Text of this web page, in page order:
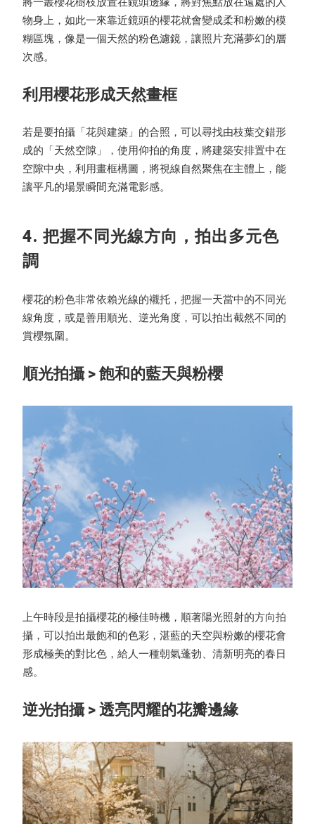
物身上，如此一來靠近鏡頭的櫻花就會變成柔和粉嫩的模
糊區塊，像是一個天然的粉色濾鏡，讓照片充滿夢幻的層
次感。
利用櫻花形成天然畫框
若是要拍攝「花與建築」的合照，可以尋找由枝葉交錯形
成的「天然空隙」，使用仰拍的角度，將建築安排置中在
空隙中央，利用畫框構圖，將視線自然聚焦在主體上，能
讓平凡的場景瞬間充滿電影感。
4. 把握不同光線方向，拍出多元色
調
櫻花的粉色非常依賴光線的襯托，把握一天當中的不同光
線角度，或是善用順光、逆光角度，可以拍出截然不同的
賞櫻氛圍。
順光拍攝 > 飽和的藍天與粉櫻
上午時段是拍攝櫻花的極佳時機，順著陽光照射的方向拍
攝，可以拍出最飽和的色彩，湛藍的天空與粉嫩的櫻花會
形成極美的對比色，給人一種朝氣蓬勃、清新明亮的春日
感。
逆光拍攝 > 透亮閃耀的花瓣邊緣